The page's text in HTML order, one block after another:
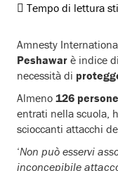
Tempo di lettura
Amnesty
Peshawar è indice
necessità di
Almeno 126
entrati nella scuola,
scioccanti attacchi
‘Non può esservi
inconcepibile